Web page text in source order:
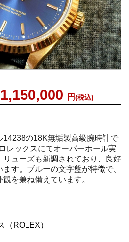
1,150,000 円(税込)
14238の18K無垢製高級腕時計で
レックスにてオーバーホール実
リューズも新調されており、良好
す。ブルーの文字盤が特徴で、
を兼ね備えています。
（ROLEX）